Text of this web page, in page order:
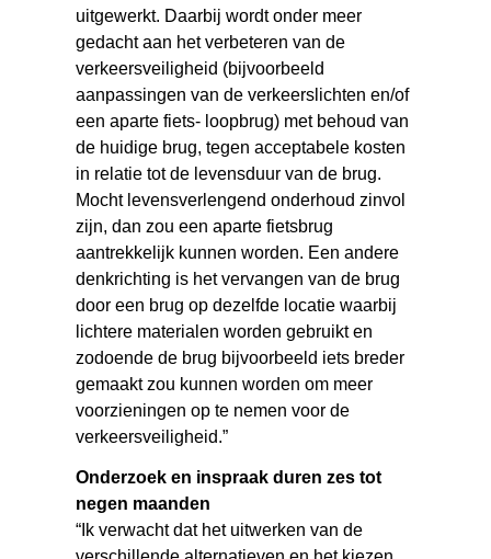
uitgewerkt. Daarbij wordt onder meer
gedacht aan het verbeteren van de
verkeersveiligheid (bijvoorbeeld
aanpassingen van de verkeerslichten en/of
een aparte fiets- loopbrug) met behoud van
de huidige brug, tegen acceptabele kosten
in relatie tot de levensduur van de brug.
Mocht levensverlengend onderhoud zinvol
zijn, dan zou een aparte fietsbrug
aantrekkelijk kunnen worden. Een andere
denkrichting is het vervangen van de brug
door een brug op dezelfde locatie waarbij
lichtere materialen worden gebruikt en
zodoende de brug bijvoorbeeld iets breder
gemaakt zou kunnen worden om meer
voorzieningen op te nemen voor de
verkeersveiligheid.”
Onderzoek en inspraak duren zes tot
negen maanden
“Ik verwacht dat het uitwerken van de